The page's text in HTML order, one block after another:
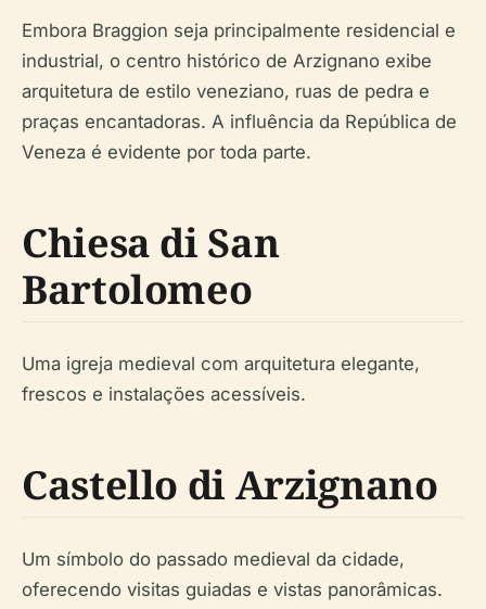
Embora Braggion seja principalmente residencial e
industrial, o centro histórico de Arzignano exibe
arquitetura de estilo veneziano, ruas de pedra e
praças encantadoras. A influência da República de
Veneza é evidente por toda parte.
Chiesa di San
Bartolomeo
Uma igreja medieval com arquitetura elegante,
frescos e instalações acessíveis.
Castello di Arzignano
Um símbolo do passado medieval da cidade,
oferecendo visitas guiadas e vistas panorâmicas.